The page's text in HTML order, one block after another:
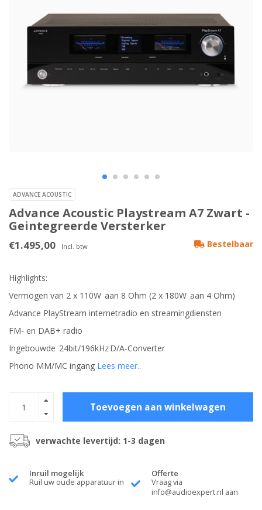
ADVANCE ACOUSTIC
Advance Acoustic Playstream A7 Zwart -
Geintegreerde Versterker
€1.495,00 Incl. btw Bestelbaar
Highlights:
Vermogen van 2 x 110W aan 8 Ohm (2 x 180W aan 4 Ohm)
Advance PlayStream internetradio en streamingdiensten
FM- en DAB+ radio
Ingebouwde 24bit/196kHz D/A-Converter
Phono MM/MC ingang Lees meer..
Toevoegen aan winkelwagen
verwachte levertijd: 1-3 dagen
Inruil mogelijk
Ruil uw oude apparatuur in
Offerte
Vraag via
info@audioexpert.nl aan